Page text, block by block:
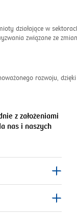
działające w
związane ze
rozwoju,
z założeniami
nas i naszych